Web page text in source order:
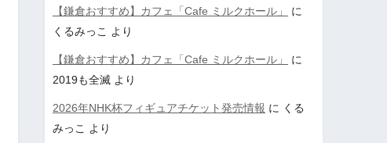
【鎌倉おすすめ】カフェ「Cafe ミルクホール」
に
くるみっこ より
【鎌倉おすすめ】カフェ「Cafe ミルクホール」
に
2019も全滅 より
2026年NHK杯フィギュアチケット発売情報 に くる
みっこ より